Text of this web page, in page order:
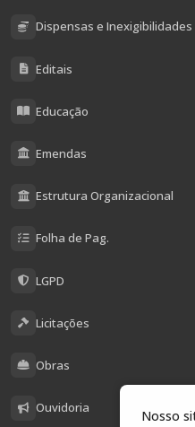
Dispensas e Inexigibilidades
Editais
Educação
Emendas
Estrutura Organizacional
Folha de Pag.
LGPD
Licitações
Obras
Ouvidoria
Nosso